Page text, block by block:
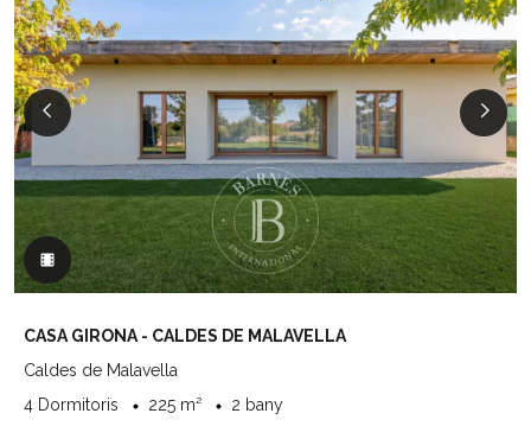
CASA GIRONA - CALDES DE MALAVELLA
Caldes de Malavella
4 Dormitoris
225 m²
2 bany